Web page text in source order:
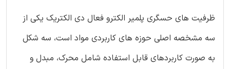
ظرفیت های حسگری پلمیر الکترو فعال دی الکتریک یکی از
سه مشخصه اصلی حوزه های کاربردی مواد است، سه شکل
به صورت کاربردهای قابل استفاده شامل محرک، مبدل و